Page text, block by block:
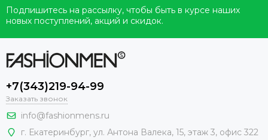
Подпишитесь на рассылку, чтобы быть в курсе наших
новых поступлений, акций и скидок.
+7(343)219-94-99
Заказать звонок
info@fashionmens.ru
г. Екатеринбург, ул. Антона Валека, 15, этаж 3, офис 322